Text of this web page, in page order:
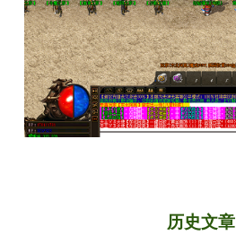
历史文章